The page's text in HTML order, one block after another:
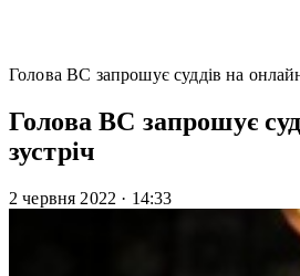
Голова ВС запрошує суддів на
Голова ВС запрошує
зустріч
2 червня 2022 · 14:33